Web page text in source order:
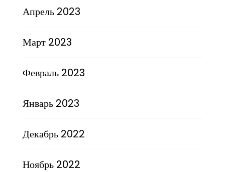
Апрель 2023
Март 2023
Февраль 2023
Январь 2023
Декабрь 2022
Ноябрь 2022